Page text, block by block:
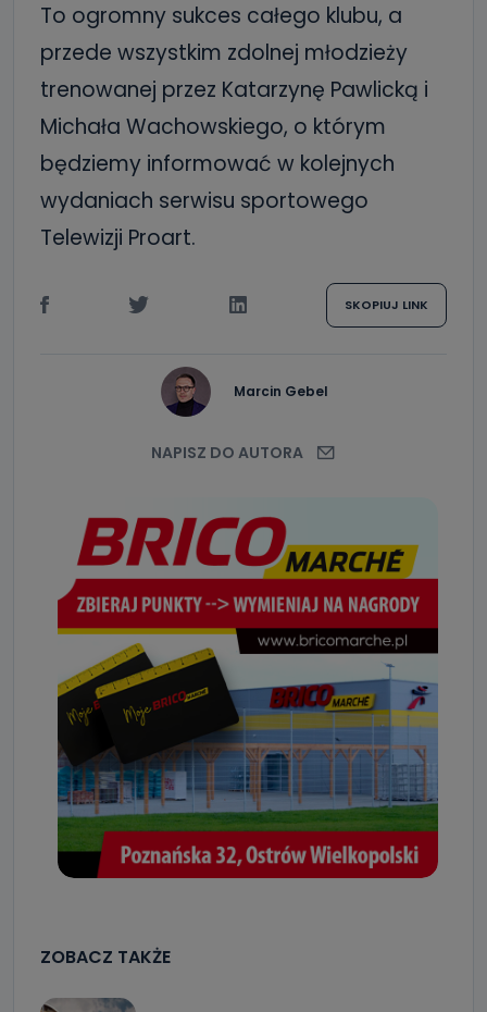
To ogromny sukces całego klubu, a
przede wszystkim zdolnej młodzieży
trenowanej przez Katarzynę Pawlicką i
Michała Wachowskiego, o którym
będziemy informować w kolejnych
wydaniach serwisu sportowego
Telewizji Proart.
SKOPIUJ LINK
Marcin Gebel
NAPISZ DO AUTORA
ZOBACZ TAKŻE